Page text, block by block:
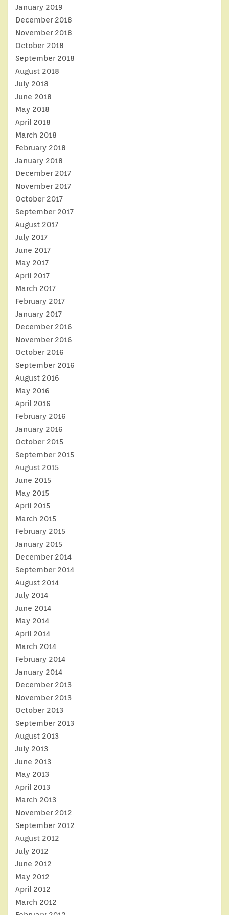
January 2019
December 2018
November 2018
October 2018
September 2018
August 2018
July 2018
June 2018
May 2018
April 2018
March 2018
February 2018
January 2018
December 2017
November 2017
October 2017
September 2017
August 2017
July 2017
June 2017
May 2017
April 2017
March 2017
February 2017
January 2017
December 2016
November 2016
October 2016
September 2016
August 2016
May 2016
April 2016
February 2016
January 2016
October 2015
September 2015
August 2015
June 2015
May 2015
April 2015
March 2015
February 2015
January 2015
December 2014
September 2014
August 2014
July 2014
June 2014
May 2014
April 2014
March 2014
February 2014
January 2014
December 2013
November 2013
October 2013
September 2013
August 2013
July 2013
June 2013
May 2013
April 2013
March 2013
November 2012
September 2012
August 2012
July 2012
June 2012
May 2012
April 2012
March 2012